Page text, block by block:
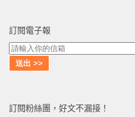
訂閱電子報
訂閱粉絲團，好文不漏接！